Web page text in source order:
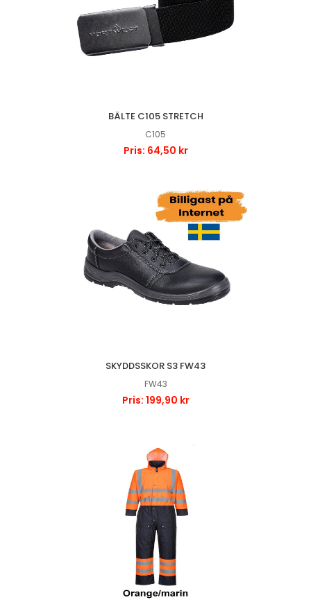
BÄLTE C105 STRETCH
C105
Pris: 64,50 kr
SKYDDSSKOR S3 FW43
FW43
Pris: 199,90 kr